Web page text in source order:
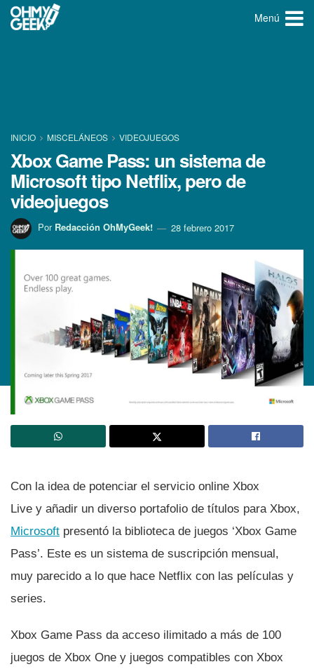
Menú
INICIO MISCELÁNEOS VIDEOJUEGOS
Xbox Game Pass: un sistema de
Microsoft tipo Netflix, pero de
videojuegos
Por Redacción OhMyGeek! 28 febrero 2017
Con la idea de potenciar el servicio online Xbox
Live y añadir un diverso portafolio de tí­tulos para Xbox,
Microsoft presentó la biblioteca de juegos ‘Xbox Game
Pass’. Este es un sistema de suscripción mensual,
muy parecido a lo que hace Netflix con las pelí­culas y
series.
Xbox Game Pass da acceso ilimitado a más de 100
juegos de Xbox One y juegos compatibles con Xbox